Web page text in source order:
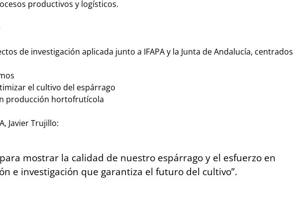
productivos y logísticos.
de investigación aplicada junto a IFAPA y la Junta de Andalucía,
el cultivo del espárrago
producción hortofrutícola
Javier Trujillo:
mostrar la calidad de nuestro espárrago y el esfuerzo en
e investigación que garantiza el futuro del cultivo”.